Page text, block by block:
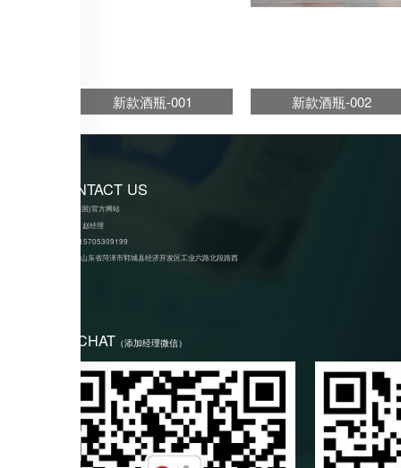
新款酒瓶-001 新款酒瓶-002
CONTACT US
anbo(中国)官方网站
销售部：赵经理
15705309199
山东省菏泽市郓城县经济开发区工业六路北段路西
WECHAT （添加经理微信）